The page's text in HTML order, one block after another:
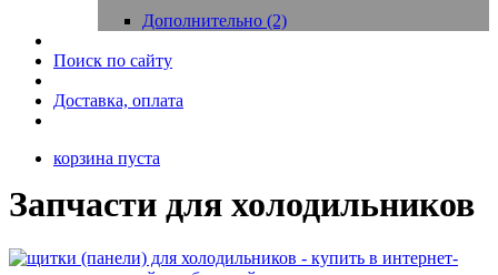
Дополнительно (2)
Поиск по сайту
Доставка, оплата
корзина пуста
Запчасти для холодильников